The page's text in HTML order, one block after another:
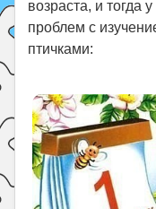
возраста, и тогда
проблем с
птичками: